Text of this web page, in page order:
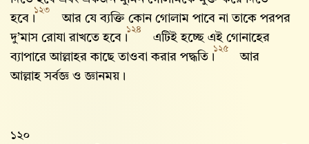
হবে।
১২৩
আর যে ব্যক্তি কোন গোলাম পাবে না তাকে পরপর
দু’মাস রোযা রাখতে হবে।
১২৪
এটিই হচ্ছে এই গোনাহের
ব্যাপারে আল্লাহর কাছে তাওবা করার পদ্ধতি।
১২৫
আর
আল্লাহ‌ সর্বজ্ঞ ও জ্ঞানময়।
১২০